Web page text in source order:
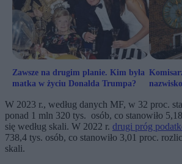
Zawsze na drugim planie. Kim była
matka w życiu Donalda Trumpa?
nazwisko
W 2023 r., według danych MF, w 32 proc.
ponad 1 mln 320 tys. osób, co stanowiło
się według skali. W 2022 r. drugi próg
738,4 tys. osób, co stanowiło 3,01 proc.
skali.